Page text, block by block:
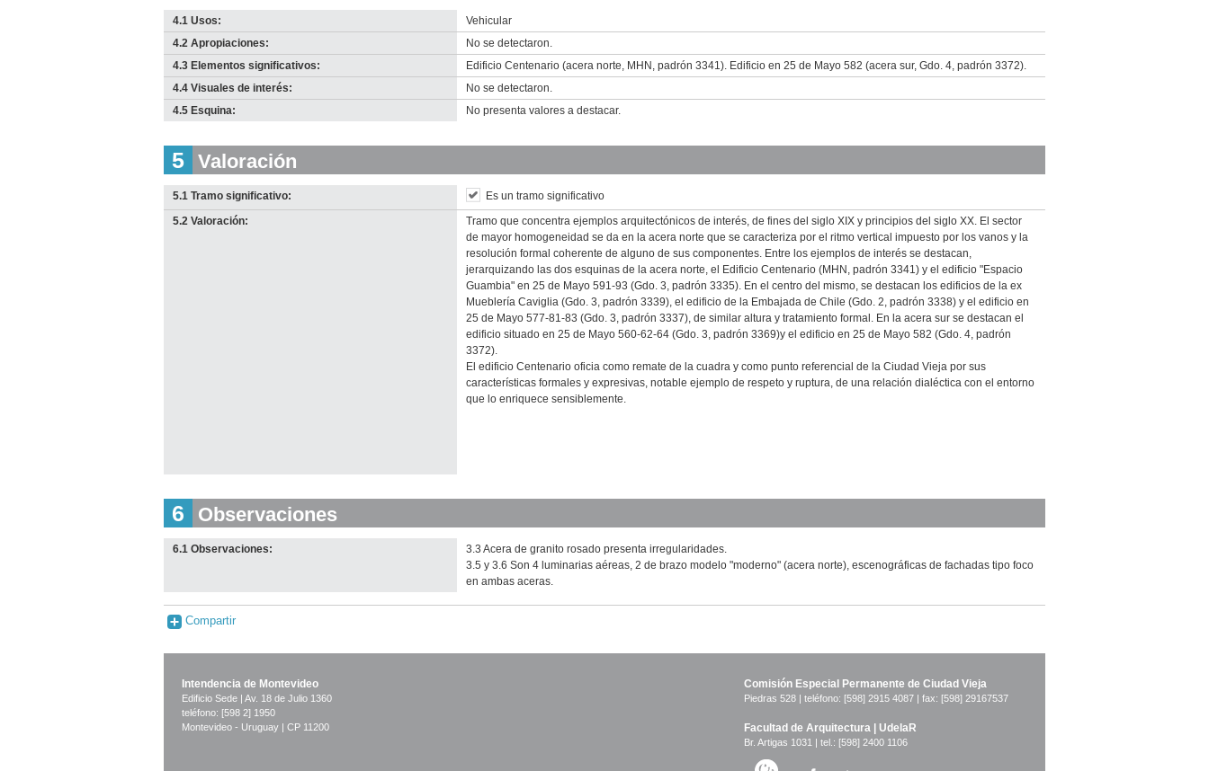
4.1 Usos:
Vehicular
4.2 Apropiaciones:
No se detectaron.
4.3 Elementos significativos:
Edificio Centenario (acera norte, MHN, padrón 3341). Edificio en 25 de Mayo 582 (acera sur, Gdo. 4, padrón 3372).
4.4 Visuales de interés:
No se detectaron.
4.5 Esquina:
No presenta valores a destacar.
5 Valoración
5.1 Tramo significativo:
Es un tramo significativo
5.2 Valoración:
Tramo que concentra ejemplos arquitectónicos de interés, de fines del siglo XIX y principios del siglo XX. El sector
de mayor homogeneidad se da en la acera norte que se caracteriza por el ritmo vertical impuesto por los vanos y la
resolución formal coherente de alguno de sus componentes. Entre los ejemplos de interés se destacan,
jerarquizando las dos esquinas de la acera norte, el Edificio Centenario (MHN, padrón 3341) y el edificio "Espacio
Guambia" en 25 de Mayo 591-93 (Gdo. 3, padrón 3335). En el centro del mismo, se destacan los edificios de la ex
Mueblería Caviglia (Gdo. 3, padrón 3339), el edificio de la Embajada de Chile (Gdo. 2, padrón 3338) y el edificio en
25 de Mayo 577-81-83 (Gdo. 3, padrón 3337), de similar altura y tratamiento formal. En la acera sur se destacan el
edificio situado en 25 de Mayo 560-62-64 (Gdo. 3, padrón 3369)y el edificio en 25 de Mayo 582 (Gdo. 4, padrón
3372).
El edificio Centenario oficia como remate de la cuadra y como punto referencial de la Ciudad Vieja por sus
características formales y expresivas, notable ejemplo de respeto y ruptura, de una relación dialéctica con el entorno
que lo enriquece sensiblemente.
6 Observaciones
6.1 Observaciones:
3.3 Acera de granito rosado presenta irregularidades.
3.5 y 3.6 Son 4 luminarias aéreas, 2 de brazo modelo "moderno" (acera norte), escenográficas de fachadas tipo foco
en ambas aceras.
Compartir
Intendencia de Montevideo
Edificio Sede | Av. 18 de Julio 1360
teléfono: [598 2] 1950
Montevideo - Uruguay | CP 11200
Comisión Especial Permanente de Ciudad Vieja
Piedras 528 | teléfono: [598] 2915 4087 | fax: [598] 29167537
Facultad de Arquitectura | UdelaR
Br. Artigas 1031 | tel.: [598] 2400 1106